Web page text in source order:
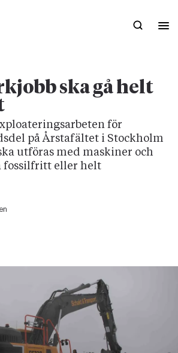
ska gå helt
för
på Årstafältet i Stockholm
utföras med maskiner och
fossilfritt eller helt